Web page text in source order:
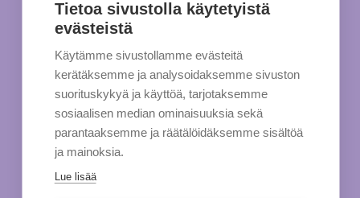
Tietoa sivustolla käytetyistä
evästeistä
Käytämme sivustollamme evästeitä
kerätäksemme ja analysoidaksemme sivuston
suorituskykyä ja käyttöä, tarjotaksemme
sosiaalisen median ominaisuuksia sekä
parantaaksemme ja räätälöidäksemme sisältöä
ja mainoksia.
Lue lisää